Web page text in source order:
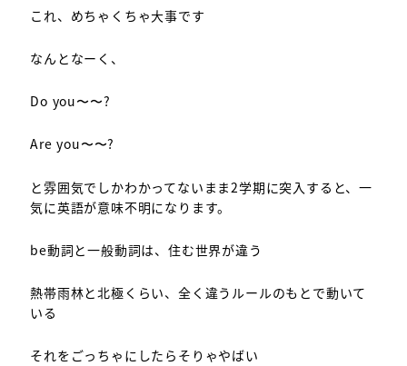
これ、めちゃくちゃ大事です
なんとなーく、
Do you〜〜?
Are you〜〜?
と雰囲気でしかわかってないまま2学期に突入すると、一
気に英語が意味不明になります。
be動詞と一般動詞は、住む世界が違う
熱帯雨林と北極くらい、全く違うルールのもとで動いて
いる
それをごっちゃにしたらそりゃやばい